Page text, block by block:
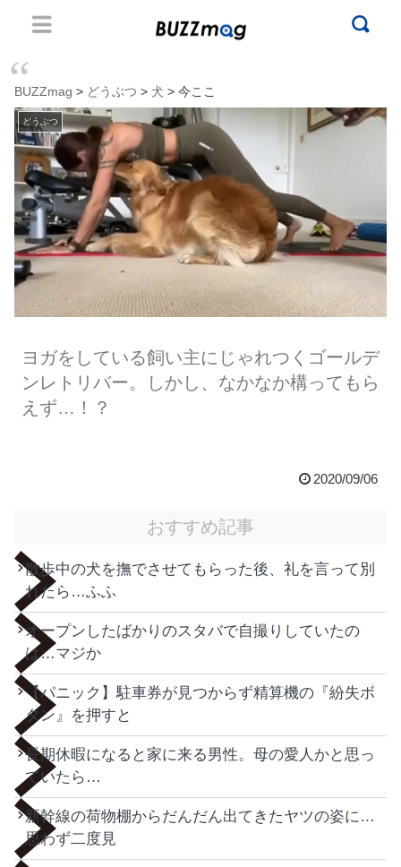
BUZZmag > どうぶつ > 犬 > 今ここ
どうぶつ
ヨガをしている飼い主にじゃれつくゴールデ
ンレトリバー。しかし、なかなか構ってもら
えず…！？
2020/09/06
おすすめ記事
散歩中の犬を撫でさせてもらった後、礼を言って別
れたら…ふふ
オープンしたばかりのスタバで自撮りしていたの
は…マジか
【パニック】駐車券が見つからず精算機の『紛失ボ
タン』を押すと
長期休暇になると家に来る男性。母の愛人かと思っ
ていたら…
新幹線の荷物棚からだんだん出てきたヤツの姿に…
思わず二度見